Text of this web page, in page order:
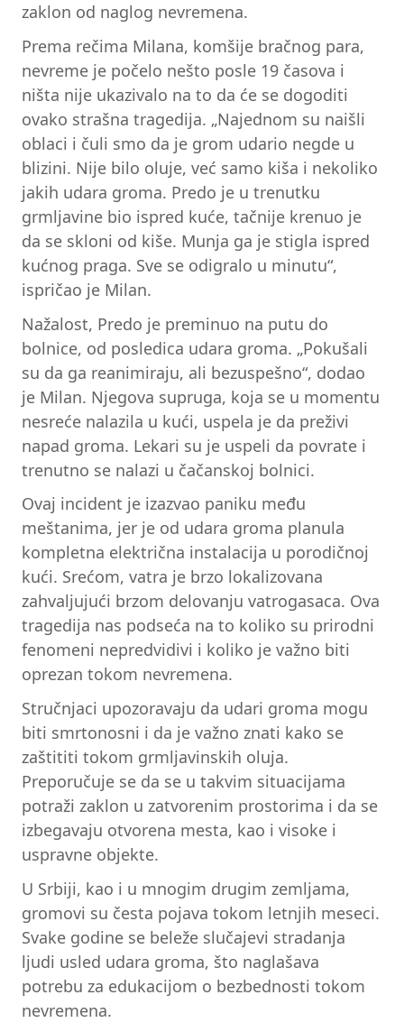
zaklon od naglog nevremena.
Prema rečima Milana, komšije bračnog para,
nevreme je počelo nešto posle 19 časova i
ništa nije ukazivalo na to da će se dogoditi
ovako strašna tragedija. „Najednom su naišli
oblaci i čuli smo da je grom udario negde u
blizini. Nije bilo oluje, već samo kiša i nekoliko
jakih udara groma. Predo je u trenutku
grmljavine bio ispred kuće, tačnije krenuo je
da se skloni od kiše. Munja ga je stigla ispred
kućnog praga. Sve se odigralo u minutu“,
ispričao je Milan.
Nažalost, Predo je preminuo na putu do
bolnice, od posledica udara groma. „Pokušali
su da ga reanimiraju, ali bezuspešno“, dodao
je Milan. Njegova supruga, koja se u momentu
nesreće nalazila u kući, uspela je da preživi
napad groma. Lekari su je uspeli da povrate i
trenutno se nalazi u čačanskoj bolnici.
Ovaj incident je izazvao paniku među
meštanima, jer je od udara groma planula
kompletna električna instalacija u porodičnoj
kući. Srećom, vatra je brzo lokalizovana
zahvaljujući brzom delovanju vatrogasaca. Ova
tragedija nas podseća na to koliko su prirodni
fenomeni nepredvidivi i koliko je važno biti
oprezan tokom nevremena.
Stručnjaci upozoravaju da udari groma mogu
biti smrtonosni i da je važno znati kako se
zaštititi tokom grmljavinskih oluja.
Preporučuje se da se u takvim situacijama
potraži zaklon u zatvorenim prostorima i da se
izbegavaju otvorena mesta, kao i visoke i
uspravne objekte.
U Srbiji, kao i u mnogim drugim zemljama,
gromovi su česta pojava tokom letnjih meseci.
Svake godine se beleže slučajevi stradanja
ljudi usled udara groma, što naglašava
potrebu za edukacijom o bezbednosti tokom
nevremena.